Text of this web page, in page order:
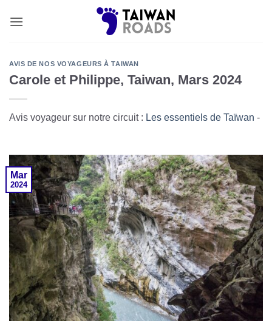
AVIS DE NOS VOYAGEURS À TAIWAN
Carole et Philippe, Taiwan, Mars 2024
Avis voyageur sur notre circuit : Les essentiels de Taïwan -
Mar
2024